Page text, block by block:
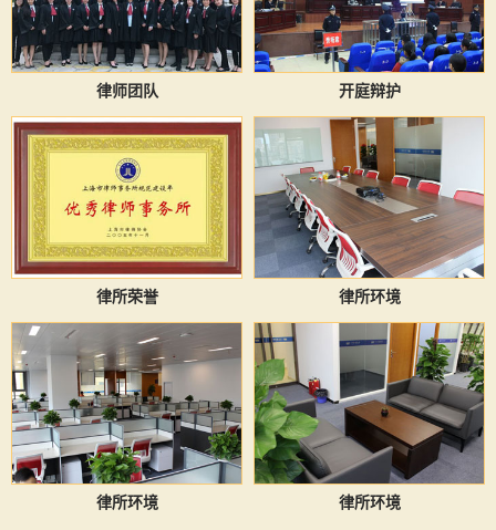
律师团队 开庭辩护
律所荣誉 律所环境
律所环境 律所环境